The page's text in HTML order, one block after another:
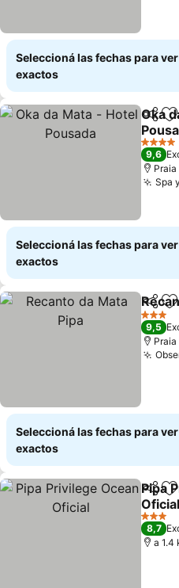
Seleccioná las fechas para
exactos
Oka
4
9,6
Praia
Spa
Seleccioná las fechas para
exactos
3
9,5
Praia
Seleccioná las fechas para
exactos
Pipa
Oficial
3
8,7
a 1.4